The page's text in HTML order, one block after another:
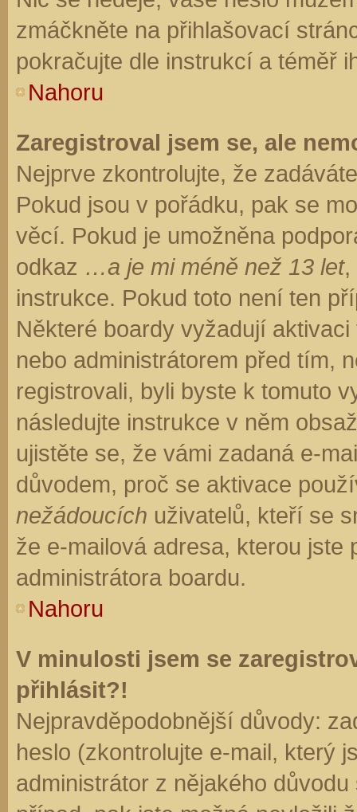
zmáčkněte na přihlašovací
pokračujte dle instrukcí a téměř
Nahoru
Zaregistroval jsem se, ale
Nejprve zkontrolujte, že
Pokud jsou v pořádku, pak se
věcí. Pokud je umožněna
odkaz …a je mi méně než 13 let,
instrukce. Pokud toto není ten
Některé boardy vyžadují
nebo administrátorem před tím,
registrovali, byli byste k tomuto
následujte instrukce v něm
ujistěte se, že vámi zadaná e-
důvodem, proč se aktivace
nežádoucích uživatelů, kteří se
že e-mailová adresa, kterou jste
administrátora boardu.
Nahoru
V minulosti jsem se
přihlásit?!
Nejpravděpodobnější důvody:
heslo (zkontrolujte e-mail, který
administrátor z nějakého